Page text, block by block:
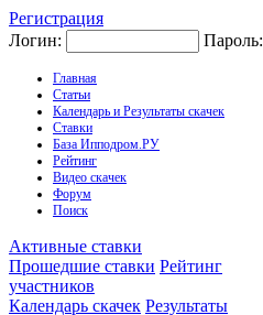
Регистрация
Логин:
Пароль:
Главная
Статьи
Календарь и Результаты скачек
Ставки
База Ипподром.РУ
Рейтинг
Видео скачек
Форум
Поиск
Активные ставки
Прошедшие ставки Рейтинг
участников
Календарь скачек Результаты